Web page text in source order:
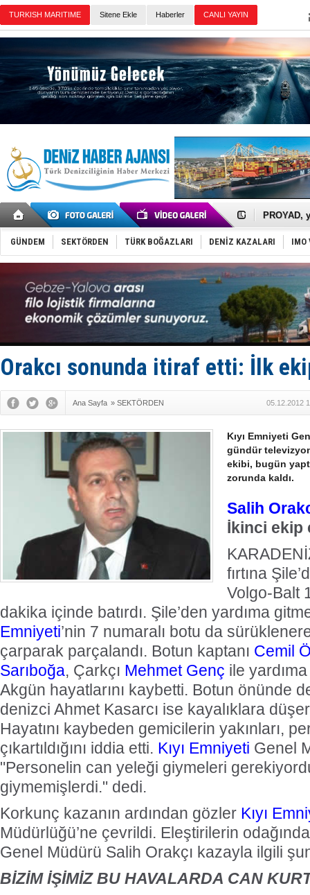
Sitene Ekle Haberler
İTU AUV,
LNG
Türkiye-
Türk
Deniz
DÖDER,
Fairline,
Baltık
Runit
Limana
Türk
Hüseyin
Hat-San
GÜNDEM SEKTÖRDEN TÜRK BOĞAZLARI DENİZ KAZALARI IMO
Orakcı sonunda itiraf etti: İlk
Ana Sayfa » SEKTÖRDEN 05.12.2012
Kıyı Emniyeti
gündür
ekibi, bugün
zorunda kaldı.
Salih
İkinci ekip
fırtına
Volgo-Balt
dakika içinde batırdı. Şile’den yardıma
Emniyeti’nin 7 numaralı botu da
çarparak parçalandı. Botun kaptanı Cemil
Sarıboğa, Çarkçı Mehmet Genç ile
Akgün hayatlarını kaybetti. Botun önünde
denizci Ahmet Kasarcı ise kayalıklara
Hayatını kaybeden gemicilerin yakınları,
çıkartıldığını iddia etti. Kıyı Emniyeti Genel
"Personelin can yeleği giymeleri
giymemişlerdi." dedi.
Korkunç kazanın ardından gözler Kıyı
Müdürlüğü’ne çevrildi. Eleştirilerin
Genel Müdürü Salih Orakçı kazayla ilgili
BİZİM İŞİMİZ BU HAVALARDA CAN